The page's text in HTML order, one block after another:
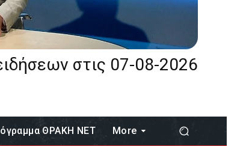
στις 07-08-2026
ΘΡΑΚΗ ΝΕΤ More